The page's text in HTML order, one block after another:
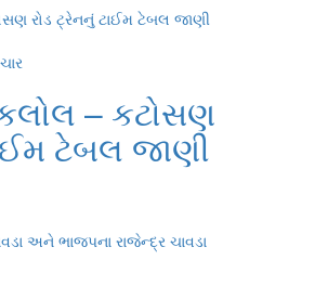
– કટોસણ
ટેબલ જાણી